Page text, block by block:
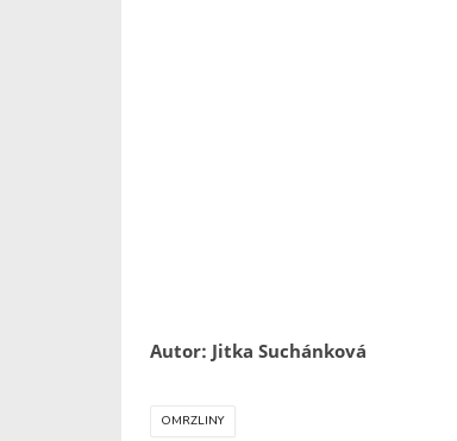
Autor: Jitka Suchánková
OMRZLINY